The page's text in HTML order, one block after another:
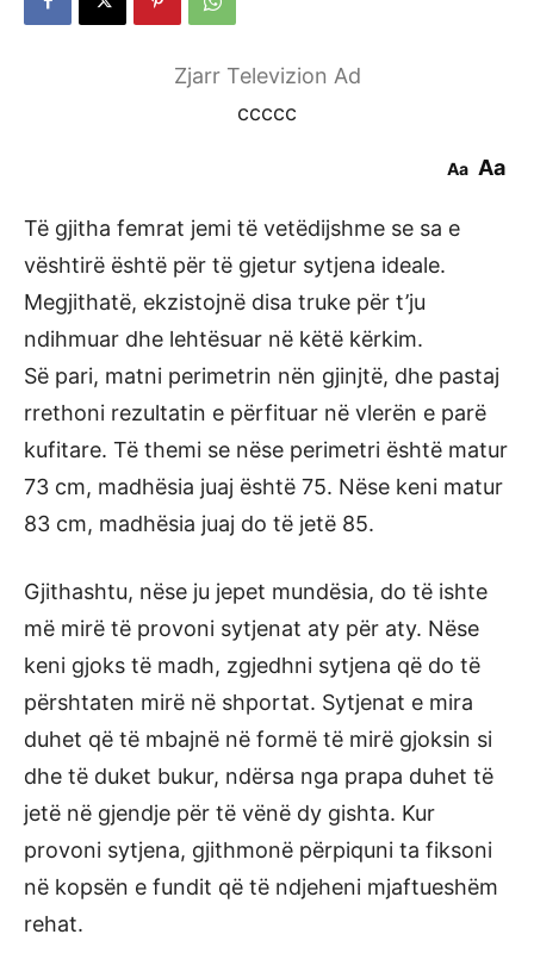
Zjarr Televizion Ad
ccccc
Aa Aa
Të gjitha femrat jemi të vetëdijshme se sa e
vështirë është për të gjetur sytjena ideale.
Megjithatë, ekzistojnë disa truke për t’ju
ndihmuar dhe lehtësuar në këtë kërkim.
Së pari, matni perimetrin nën gjinjtë, dhe pastaj
rrethoni rezultatin e përfituar në vlerën e parë
kufitare. Të themi se nëse perimetri është matur
73 cm, madhësia juaj është 75. Nëse keni matur
83 cm, madhësia juaj do të jetë 85.
Gjithashtu, nëse ju jepet mundësia, do të ishte
më mirë të provoni sytjenat aty për aty. Nëse
keni gjoks të madh, zgjedhni sytjena që do të
përshtaten mirë në shportat. Sytjenat e mira
duhet që të mbajnë në formë të mirë gjoksin si
dhe të duket bukur, ndërsa nga prapa duhet të
jetë në gjendje për të vënë dy gishta. Kur
provoni sytjena, gjithmonë përpiquni ta fiksoni
në kopsën e fundit që të ndjeheni mjaftueshëm
rehat.